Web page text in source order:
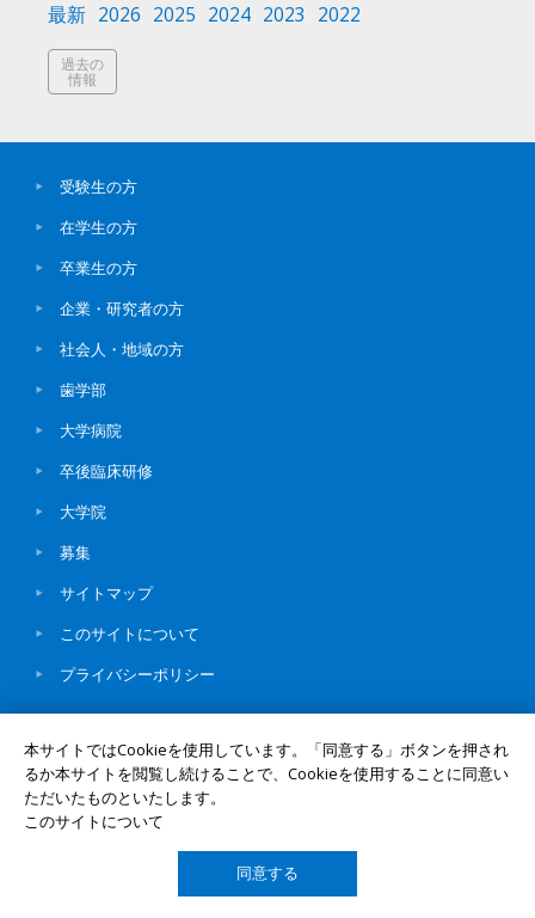
最新 2026 2025 2024 2023 2022
過去の
情報
受験生の方
在学生の方
卒業生の方
企業・研究者の方
社会人・地域の方
歯学部
大学病院
卒後臨床研修
大学院
募集
サイトマップ
このサイトについて
プライバシーポリシー
© Okayama University
本サイトではCookieを使用しています。「同意する」ボタンを押され
るか本サイトを閲覧し続けることで、Cookieを使用することに同意い
ただいたものといたします。
このサイトについて
同意する